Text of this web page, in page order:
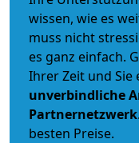
wissen, wie es
muss nicht
es ganz einfach.
Ihrer Zeit und Sie
unverbindliche
Partnernetzwerk
besten Preise.